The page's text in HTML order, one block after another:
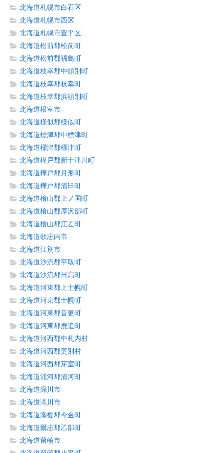
北海道札幌市白石区
北海道札幌市西区
北海道札幌市豊平区
北海道松前郡松前町
北海道松前郡福島町
北海道枝幸郡中頓別町
北海道枝幸郡枝幸町
北海道枝幸郡浜頓別町
北海道根室市
北海道様似郡様似町
北海道標津郡中標津町
北海道標津郡標津町
北海道樺戸郡新十津川町
北海道樺戸郡月形町
北海道樺戸郡浦臼町
北海道檜山郡上ノ国町
北海道檜山郡厚沢部町
北海道檜山郡江差町
北海道歌志内市
北海道江別市
北海道沙流郡平取町
北海道沙流郡日高町
北海道河東郡上士幌町
北海道河東郡士幌町
北海道河東郡音更町
北海道河東郡鹿追町
北海道河西郡中札内村
北海道河西郡更別村
北海道河西郡芽室町
北海道浦河郡浦河町
北海道深川市
北海道滝川市
北海道瀬棚郡今金町
北海道爾志郡乙部町
北海道留萌市